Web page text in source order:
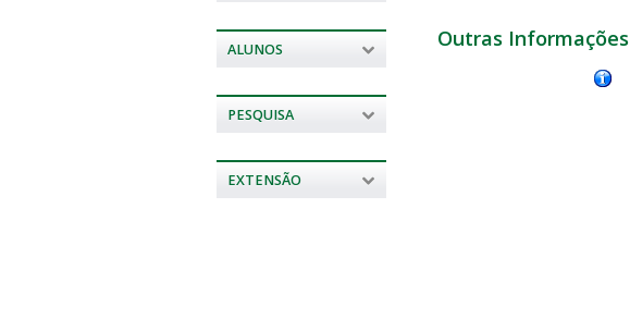
ALUNOS
PESQUISA
EXTENSÃO
Outras Informações